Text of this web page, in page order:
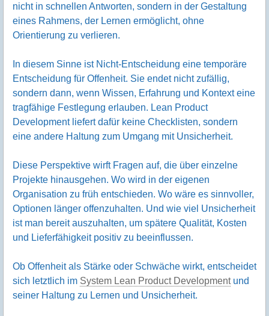
nicht in schnellen Antworten, sondern in der Gestaltung
eines Rahmens, der Lernen ermöglicht, ohne
Orientierung zu verlieren.
In diesem Sinne ist Nicht-Entscheidung eine temporäre
Entscheidung für Offenheit. Sie endet nicht zufällig,
sondern dann, wenn Wissen, Erfahrung und Kontext eine
tragfähige Festlegung erlauben. Lean Product
Development liefert dafür keine Checklisten, sondern
eine andere Haltung zum Umgang mit Unsicherheit.
Diese Perspektive wirft Fragen auf, die über einzelne
Projekte hinausgehen. Wo wird in der eigenen
Organisation zu früh entschieden. Wo wäre es sinnvoller,
Optionen länger offenzuhalten. Und wie viel Unsicherheit
ist man bereit auszuhalten, um spätere Qualität, Kosten
und Lieferfähigkeit positiv zu beeinflussen.
Ob Offenheit als Stärke oder Schwäche wirkt, entscheidet
sich letztlich im System Lean Product Developmentund
seiner Haltung zu Lernen und Unsicherheit.